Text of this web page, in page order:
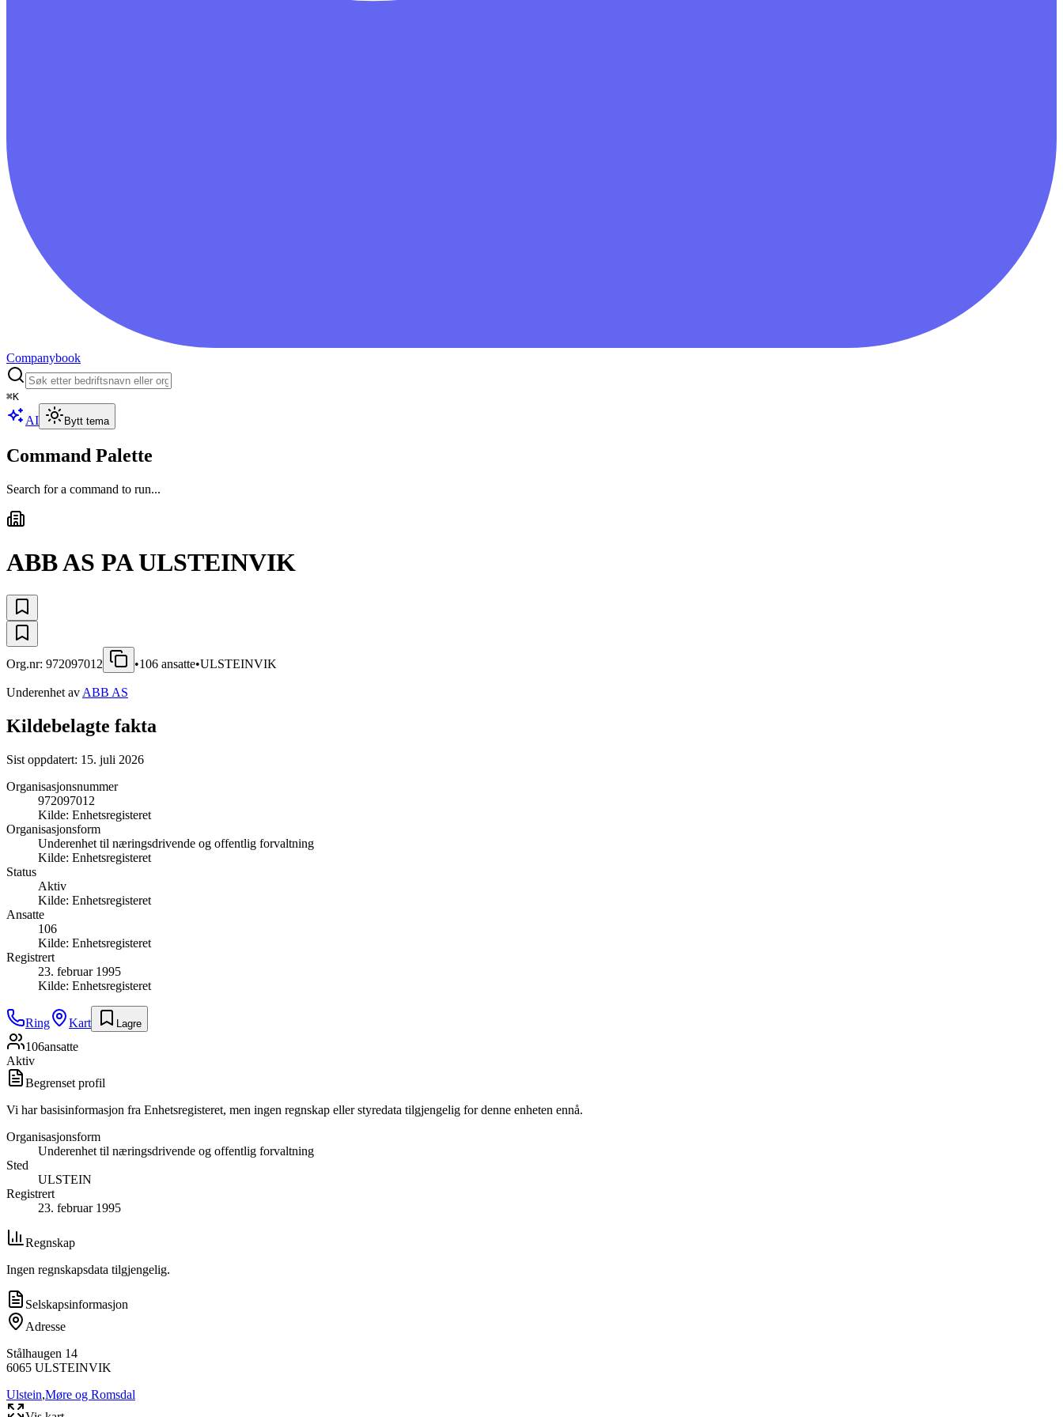
Companybook
⌘K
AI Bytt tema
Command Palette
Search for a command to run...
ABB AS PA ULSTEINVIK
Org.nr: 972097012 •106 ansatte•ULSTEINVIK
Underenhet av ABB AS
Kildebelagte fakta
Sist oppdatert: 15. juli 2026
Organisasjonsnummer
972097012
Kilde: Enhetsregisteret
Organisasjonsform
Underenhet til næringsdrivende og offentlig forvaltning
Kilde: Enhetsregisteret
Status
Aktiv
Kilde: Enhetsregisteret
Ansatte
106
Kilde: Enhetsregisteret
Registrert
23. februar 1995
Kilde: Enhetsregisteret
Ring Kart Lagre
106ansatte
Aktiv
Begrenset profil
Vi har basisinformasjon fra Enhetsregisteret, men ingen regnskap eller styredata tilgjengelig for denne enheten ennå.
Organisasjonsform
Underenhet til næringsdrivende og offentlig forvaltning
Sted
ULSTEIN
Registrert
23. februar 1995
Regnskap
Ingen regnskapsdata tilgjengelig.
Selskapsinformasjon
Adresse
Stålhaugen 14
6065 ULSTEINVIK
Ulstein,Møre og Romsdal